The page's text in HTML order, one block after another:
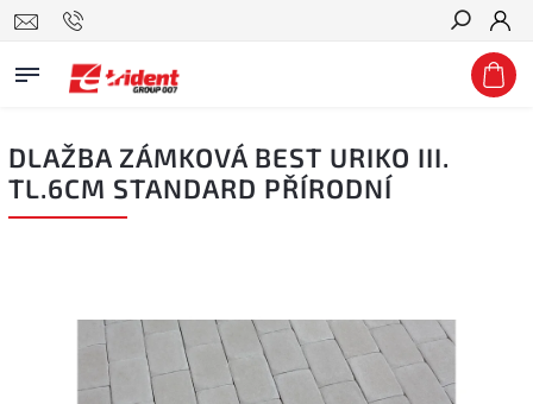
Hledat
DLAŽBA ZÁMKOVÁ BEST URIKO III.
TL.6CM STANDARD PŘÍRODNÍ